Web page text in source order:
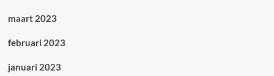
maart 2023
februari 2023
januari 2023